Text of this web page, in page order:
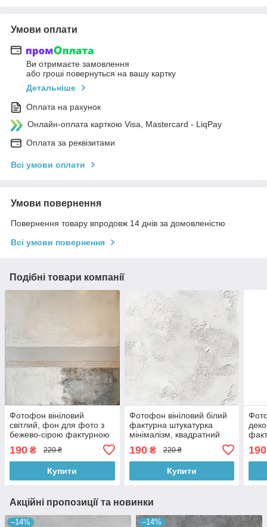
Умови оплати
Ви отримаєте замовлення
або гроші повернуться на вашу картку
Детальніше
Оплата на рахунок
Онлайн-оплата карткою Visa, Mastercard - LiqPay
Оплата за реквізитами
Всі умови оплати
Умови повернення
Повернення товару впродовж 14 днів за домовленістю
Всі умови повернення
Подібні товари компанії
Фотофон вініловий
світлий, фон для фото з
бежево-сірою фактурною
№553392
190 ₴ 220 ₴
Купити
Фотофон вініловий білий
фактурна штукатурка
мінімалізм, квадратний
фон для фото 60x60 см,
№551885
190₴ 220 ₴
Купити
190
Акційні пропозиції та новинки
–14% –14%